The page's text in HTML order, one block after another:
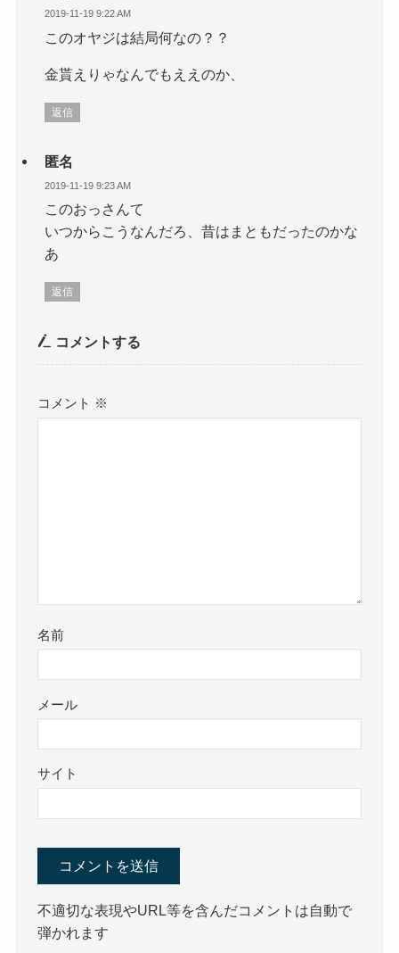
2019-11-19 9:22 AM
このオヤジは結局何なの？？
金貰えりゃなんでもええのか、
返信
匿名
2019-11-19 9:23 AM
このおっさんて
いつからこうなんだろ、昔はまともだったのかな
あ
返信
コメントする
コメント ※
名前
メール
サイト
不適切な表現やURL等を含んだコメントは自動で
弾かれます